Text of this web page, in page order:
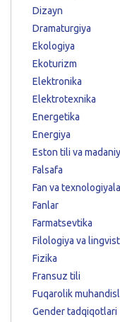
Dizayn
Dramaturgiya
Ekologiya
Ekoturizm
Elektronika
Elektrotexnika
Energetika
Energiya
Eston tili va
Falsafa
Fan va
Fanlar
Farmatsevtika
Filologiya va
Fizika
Fransuz tili
Fuqarolik
Gender tadqiqotlari